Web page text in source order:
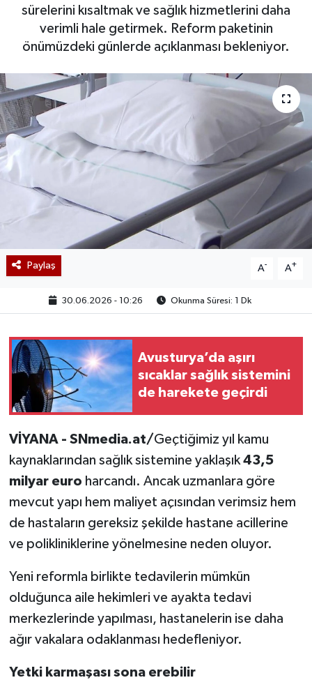
sürelerini kısaltmak ve sağlık hizmetlerini daha
verimli hale getirmek. Reform paketinin
önümüzdeki günlerde açıklanması bekleniyor.
Paylaş A- A+
30.06.2026 - 10:26 Okunma Süresi: 1 Dk
Avusturya’da aşırı
sıcaklar sağlık sistemini
de harekete geçirdi
VİYANA - SNmedia.at/Geçtiğimiz yıl kamu
kaynaklarından sağlık sistemine yaklaşık 43,5
milyar euro harcandı. Ancak uzmanlara göre
mevcut yapı hem maliyet açısından verimsiz hem
de hastaların gereksiz şekilde hastane acillerine
ve polikliniklerine yönelmesine neden oluyor.
Yeni reformla birlikte tedavilerin mümkün
olduğunca aile hekimleri ve ayakta tedavi
merkezlerinde yapılması, hastanelerin ise daha
ağır vakalara odaklanması hedefleniyor.
Yetki karmaşası sona erebilir